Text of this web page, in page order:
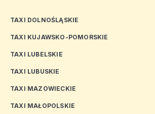
TAXI DOLNOŚLĄSKIE
TAXI KUJAWSKO-POMORSKIE
TAXI LUBELSKIE
TAXI LUBUSKIE
TAXI MAZOWIECKIE
TAXI MAŁOPOLSKIE